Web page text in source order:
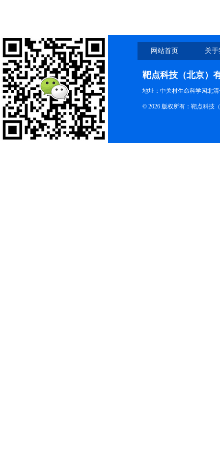
网站首页 关
靶点科技（北京）
地址：中关村生命科学园北
© 2026 版权所有：靶点科技